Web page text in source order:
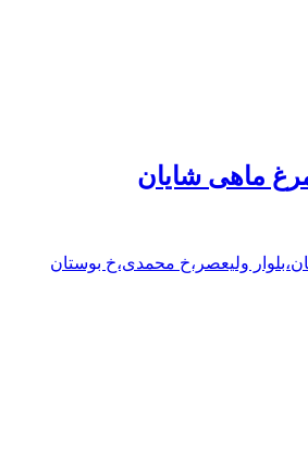
ماهی شایان
ولیعصر،خ محمدی،خ بوستان